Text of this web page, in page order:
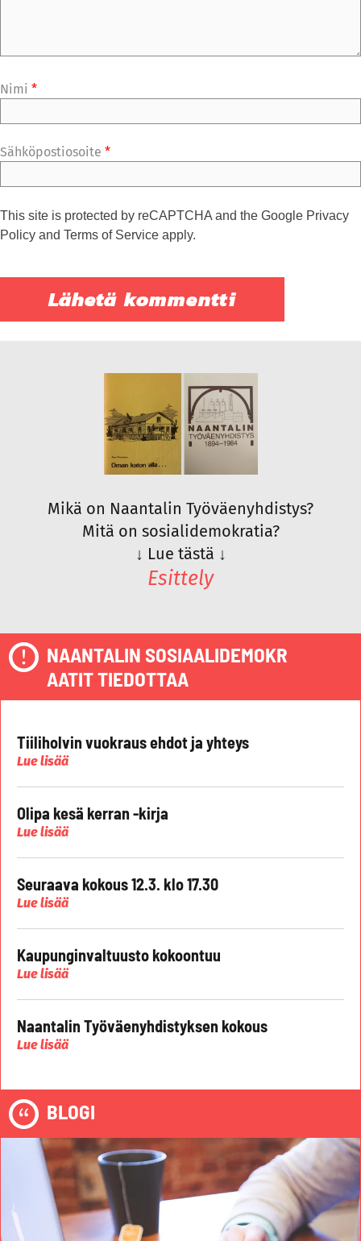
Nimi *
Sähköpostiosoite *
This site is protected by reCAPTCHA and the Google Privacy
Policy and Terms of Service apply.
Mikä on Naantalin Työväenyhdistys?
Mitä on sosialidemokratia?
↓ Lue tästä ↓
Esittely
NAANTALIN SOSIAALIDEMOKR
AATIT TIEDOTTAA
Tiiliholvin vuokraus ehdot ja yhteys
Lue lisää
Olipa kesä kerran -kirja
Lue lisää
Seuraava kokous 12.3. klo 17.30
Lue lisää
Kaupunginvaltuusto kokoontuu
Lue lisää
Naantalin Työväenyhdistyksen kokous
Lue lisää
BLOGI